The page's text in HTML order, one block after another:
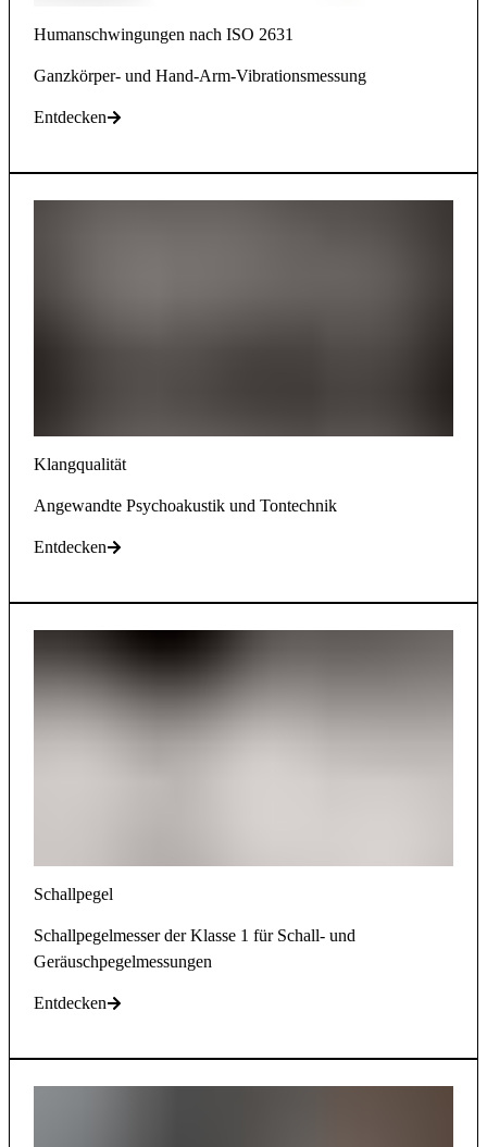
Humanschwingungen nach ISO 2631
Ganzkörper- und Hand-Arm-Vibrationsmessung
Entdecken
Klangqualität
Angewandte Psychoakustik und Tontechnik
Entdecken
Schallpegel
Schallpegelmesser der Klasse 1 für Schall- und
Geräuschpegelmessungen
Entdecken